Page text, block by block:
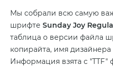
Мы собрали всю самую
шрифте Sunday Joy
таблица о версии файла
копирайта, имя
Информация взята с "TTF"